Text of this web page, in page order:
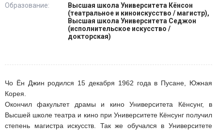
Образование:
Высшая школа Университета Кёнсон
(театральное и киноискусство / магистр),
Высшая школа Университета Седжон
(исполнительское искусство /
докторская)
Чо Ён Джин родился 15 декабря 1962 года в Пусане, Южная
Корея.
Окончил факультет драмы и кино Университета Кёнсунг, в
Высшей школе театра и кино при Университете Кёнсунг получил
степень магистра искусств. Так же обучался в Университете